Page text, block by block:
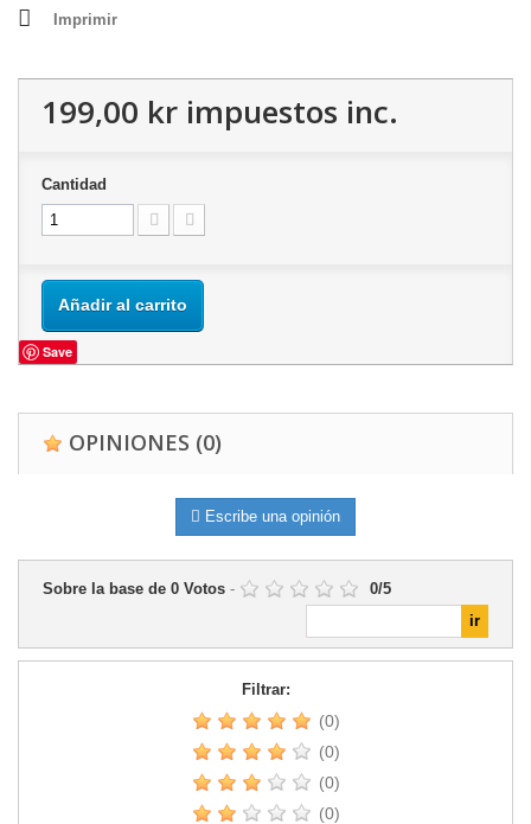
Imprimir
199,00 kr impuestos inc.
Cantidad
Añadir al carrito
Save
OPINIONES (0)
Escribe una opinión
Sobre la base de 0 Votos - 0/5
Filtrar:
(0)
(0)
(0)
(0)